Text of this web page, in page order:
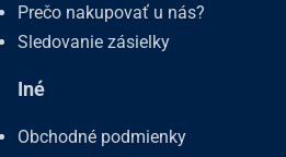
Prečo nakupovať u nás?
Sledovanie zásielky
Iné
Obchodné podmienky